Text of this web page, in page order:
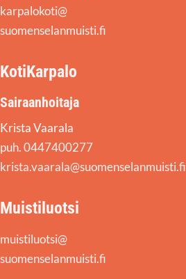
karpalokoti@
suomenselanmuisti.fi
KotiKarpalo
Sairaanhoitaja
Krista Vaarala
puh. 0447400277
krista.vaarala@suomenselanmuisti.fi
Muistiluotsi
muistiluotsi@
suomenselanmuisti.fi